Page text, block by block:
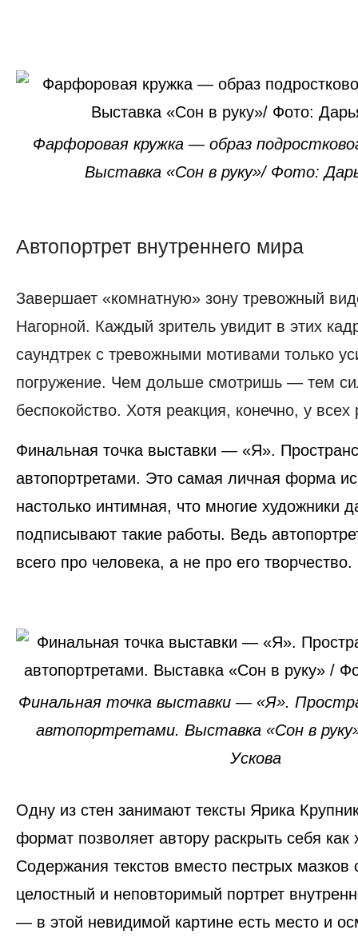
Фарфоровая кружка — образ
Выставка «Сон в руку»/ Фото:
Автопортрет
мира
Автопортрет внутреннего мира
Завершает «комнатную» зону тревожный
Нагорной. Каждый зритель увидит в этих
саундтрек с тревожными мотивами только
погружение. Чем дольше смотришь — тем
беспокойство. Хотя реакция, конечно, у всех
Финальная точка выставки — «Я».
автопортретами. Это самая личная форма
настолько интимная, что многие художники
подписывают такие работы. Ведь
всего про человека, а не про его творчество.
Финальная точка выставки — «Я».
автопортретами. Выставка «Сон в
Ускова
Одну из стен занимают тексты Ярика
формат позволяет автору раскрыть себя как
Содержания текстов вместо пестрых мазков
целостный и неповторимый портрет
— в этой невидимой картине есть место и